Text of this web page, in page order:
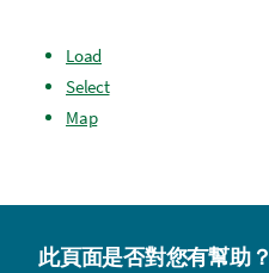
Load
Select
Map
此頁面是否對您有幫助？